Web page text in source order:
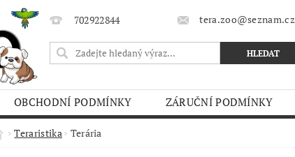
702922844 tera.zoo@seznam.cz
OBCHODNÍ PODMÍNKY ZÁRUČNÍ PODMÍNKY
TRHY
Teraristika Terária